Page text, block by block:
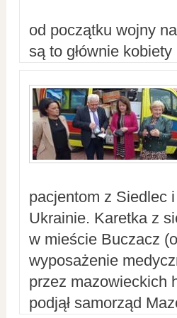
od początku wojny
są to głównie kobiety
pacjentom z Siedlec
Ukrainie. Karetka z
w mieście Buczacz
wyposażenie
przez mazowieckich
podjął samorząd